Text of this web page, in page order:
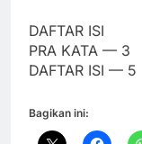
DAFTAR ISI
PRA KATA — 3
DAFTAR ISI — 5
Bagikan ini: